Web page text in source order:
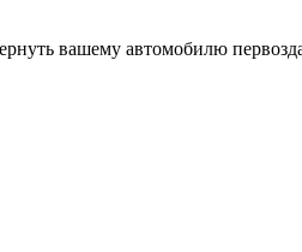
вашему автомобилю